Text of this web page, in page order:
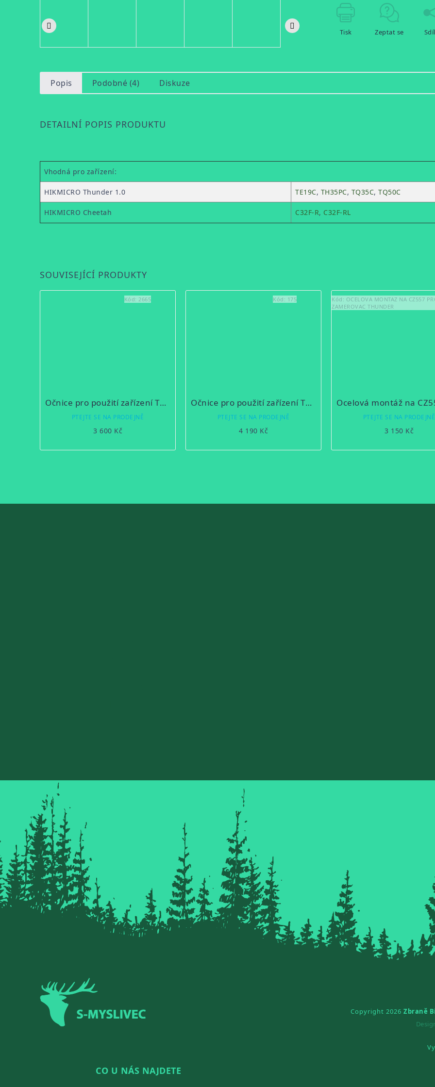
Tisk Zeptat se
Popis Podobné (4) Diskuze
DETAILNÍ POPIS PRODUKTU
Vhodná pro zařízení:
HIKMICRO Thunder 1.0 TE19C, TH35PC, TQ35C, TQ50C
HIKMICRO Cheetah C32F-R, C32F-RL
SOUVISEJÍCÍ PRODUKTY
Očnice pro použití zařízení Thunder 2.0 jako zaměřovače / monokuláru
PTEJTE SE NA PRODEJNĚ
3 600 Kč
Kód: 2665
Očnice pro použití zařízení Thunder jako zaměřovače / monokuláru
PTEJTE SE NA PRODEJNĚ
4 190 Kč
Kód: 175
PTEJTE SE NA PRODEJNĚ
3 150 Kč
Kód: OCELOVA MONTAZ NA CZ557
ZAMEROVAC THUNDER
CO U NÁS NAJDETE
Copyright 2026 Zbraně